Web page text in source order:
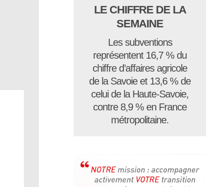
LE CHIFFRE DE LA
SEMAINE
Les subventions
représentent 16,7 % du
chiffre d’affaires agricole
de la Savoie et 13,6 % de
celui de la Haute-Savoie,
contre 8,9 % en France
métropolitaine.